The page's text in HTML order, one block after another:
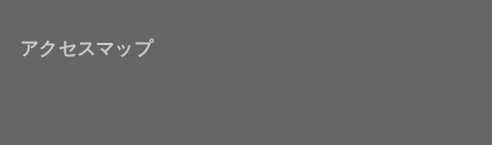
アクセスマップ